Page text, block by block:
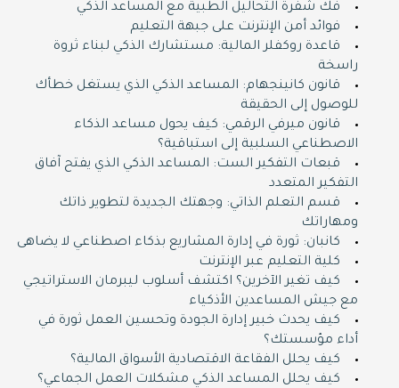
فك شفرة التحاليل الطبية مع المساعد الذكي
فوائد أمن الإنترنت على جبهة التعليم
قاعدة روكفلر المالية: مستشارك الذكي لبناء ثروة
راسخة
قانون كانينجهام: المساعد الذكي الذي يستغل خطأك
للوصول إلى الحقيقة
قانون ميرفي الرقمي: كيف يحول مساعد الذكاء
الاصطناعي السلبية إلى استباقية؟
قبعات التفكير الست: المساعد الذكي الذي يفتح آفاق
التفكير المتعدد
قسم التعلم الذاتي: وجهتك الجديدة لتطوير ذاتك
ومهاراتك
كانبان: ثورة في إدارة المشاريع بذكاء اصطناعي لا يضاهى
كلية التعليم عبر الإنترنت
كيف تغير الآخرين؟ اكتشف أسلوب ليبرمان الاستراتيجي
مع جيش المساعدين الأذكياء
كيف يحدث خبير إدارة الجودة وتحسين العمل ثورة في
أداء مؤسستك؟
كيف يحلل الفقاعة الاقتصادية الأسواق المالية؟
كيف يحلل المساعد الذكي مشكلات العمل الجماعي؟